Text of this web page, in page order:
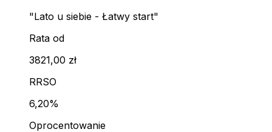
"Lato u siebie - Łatwy start"
Rata od
3821,00 zł
RRSO
6,20%
Oprocentowanie